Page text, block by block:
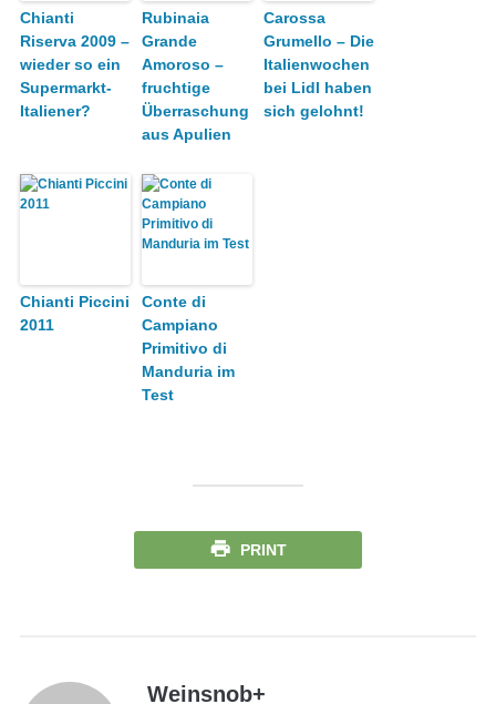
Chianti
Riserva 2009 –
wieder so ein
Supermarkt-
Italiener?
Rubinaia
Grande
Amoroso –
fruchtige
Überraschung
aus Apulien
Carossa
Grumello – Die
Italienwochen
bei Lidl haben
sich gelohnt!
Chianti Piccini
2011
Conte di
Campiano
Primitivo di
Manduria im
Test
PRINT
Weinsnob+